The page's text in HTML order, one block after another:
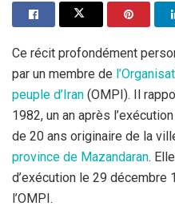
Ce récit profondément
par un membre de
peuple d’Iran (OMPI). Il
1982, un an après
de 20 ans originaire de la
province de Mazandaran.
d’exécution le 29 décembre
l’OMPI.